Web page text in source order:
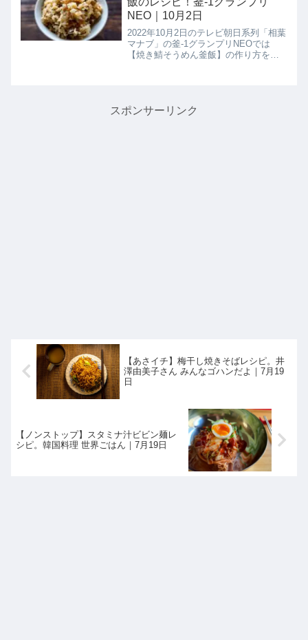
NEO｜10月2日
2022年10月2日のテレビ朝日系列「相葉
マナブ」の釜-1グランプリNEOでは
【焼き鯖そうめん釜飯】の作り方を教
スポンサーリンク
【あさイチ】梅干し焼きそばレシピ。井
澤由美子さん みんなゴハンだよ｜7月19
日
【ノンストップ】スタミナ汁ビビン麺レ
シピ。韓国料理 世界ごはん｜7月19日